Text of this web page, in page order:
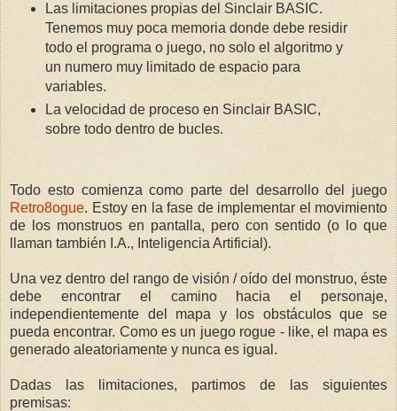
Las limitaciones propias del Sinclair BASIC.
Tenemos muy poca memoria donde debe residir
todo el programa o juego, no solo el algoritmo y
un numero muy limitado de espacio para
variables.
La velocidad de proceso en Sinclair BASIC,
sobre todo dentro de bucles.
Todo esto comienza como parte del desarrollo del juego
Retro8ogue. Estoy en la fase de implementar el movimiento
de los monstruos en pantalla, pero con sentido (o lo que
llaman también I.A., Inteligencia Artificial).
Una vez dentro del rango de visión / oído del monstruo, éste
debe encontrar el camino hacia el personaje,
independientemente del mapa y los obstáculos que se
pueda encontrar. Como es un juego rogue - like, el mapa es
generado aleatoriamente y nunca es igual.
Dadas las limitaciones, partimos de las siguientes
premisas: